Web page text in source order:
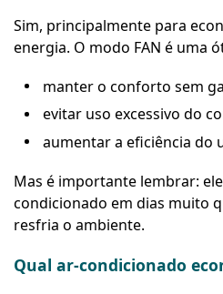
Sim, principalmente para
energia. O modo FAN é uma
manter o conforto sem
evitar uso excessivo do
aumentar a eficiência do
Mas é importante lembrar:
condicionado em dias muito
resfria o ambiente.
Qual ar-condicionado